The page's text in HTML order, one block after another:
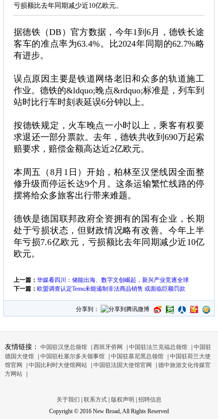
亏损额比去年同期减少近10亿欧元。
据德铁（DB）官方数据，今年1到6月，德铁长途
客车的准点率为63.4%。比2024年同期的62.7%略
有进步。
误点原因主要是铁道网络老旧和众多的轨道施工
作业。德铁的&ldquo;晚点&rdquo;标准是，列车到
站时比行车时刻表延误6分钟以上。
按德铁规定，火车晚点一小时以上，乘客有权要
求退还一部分票款。去年，德铁共收到690万起索
赔要求，赔偿金额高达近2亿欧元。
本周五（8月1日）开始，柏林至汉堡线因全面整
修升级而停运长达9个月。这条运输繁忙线路的停
摆将给众多旅客出行带来难题。
德铁是德国联邦政府全资拥有的国有企业，长期
处于亏损状态，但财政情况略有改善。今年上半
年亏损7.6亿欧元，亏损额比去年同期减少近10亿
欧元。
上一篇： 华媒看四川：储能出海、数字文创崛起，新兴产业竞逐全球
下一篇： 欧盟调查认定Temu未能遏制非法商品销售 或面临巨额罚款
分享到：
友情链接： 中国驻汉堡总领馆 西班牙侨网 中国驻法兰克福总领馆
中国驻
德国大使馆
中国驻杜塞尔多夫领事馆 中国驻慕尼黑总领馆
中国驻荷兰大使
馆官网
中国比利时大使馆网站 中国驻法国大使馆官网
德中旅游文化传媒官
方网站
关于我们 联系方式 版权声明
招聘信息
Copyright © 2016 New Broad, All Rights Reserved